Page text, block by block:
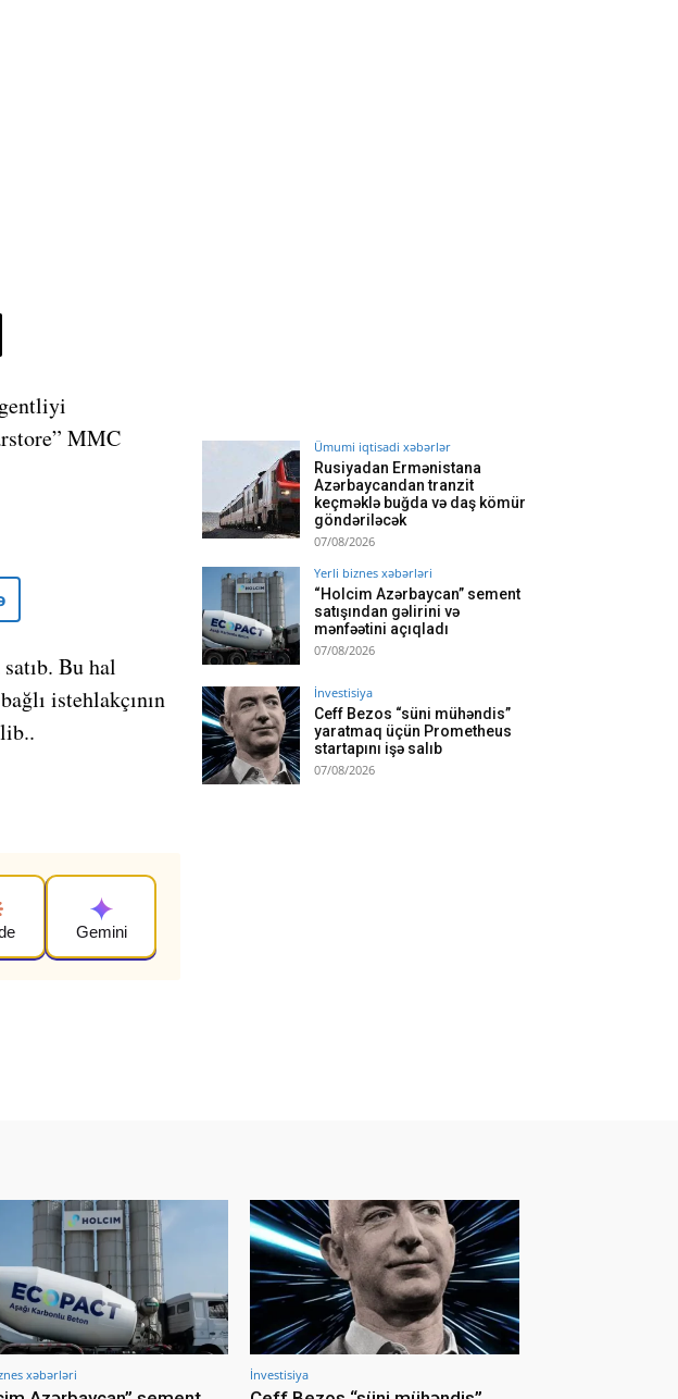
MMC
Bu hal
istehlakçının
Gemini
Ümumi iqtisadi xəbərlər
Rusiyadan Ermənistana
Azərbaycandan tranzit
keçməklə buğda və daş kömür
göndəriləcək
07/08/2026
Yerli biznes xəbərləri
“Holcim Azərbaycan” sement
satışından gəlirini və
mənfəətini açıqladı
07/08/2026
İnvestisiya
Ceff Bezos “süni mühəndis”
yaratmaq üçün Prometheus
startapını işə salıb
07/08/2026
xəbərləri İnvestisiya